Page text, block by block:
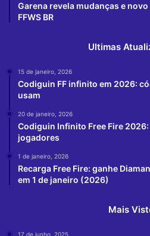
Garena revela mudanças e
FFWS BR
Ultimas
15 de janeiro, 2026
Codiguin FF infinito em 2026:
usam
20 de janeiro, 2026
Codiguin Infinito Free Fire
jogadores
1 de janeiro, 2026
Recarga Free Fire: ganhe
em 1 de janeiro (2026)
Mais
17 de junho, 2025